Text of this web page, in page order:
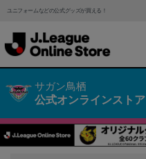
ユニフォームなどの公式グッズが買える！
サガン鳥栖
公式オンラインストア